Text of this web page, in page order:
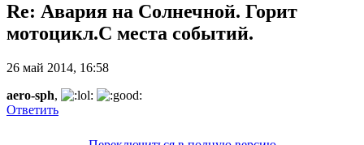
Re: Авария на Солнечной. Горит
мотоцикл.С места событий.
26 май 2014, 16:58
aero-sph,
Ответить